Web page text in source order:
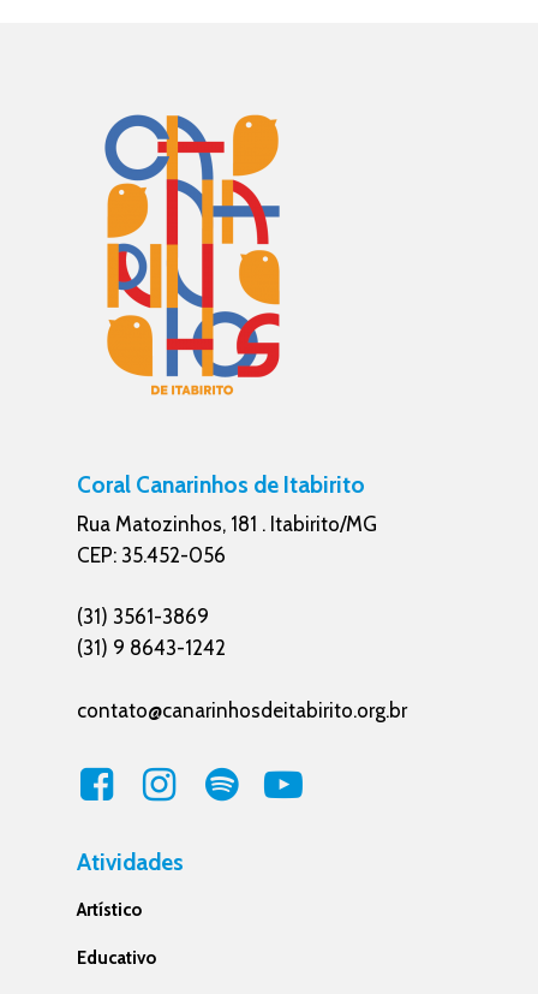
Coral Canarinhos de Itabirito
Rua Matozinhos, 181 . Itabirito/MG
CEP: 35.452-056
(31) 3561-3869
(31) 9 8643-1242
contato@canarinhosdeitabirito.org.br
Atividades
Artístico
Educativo